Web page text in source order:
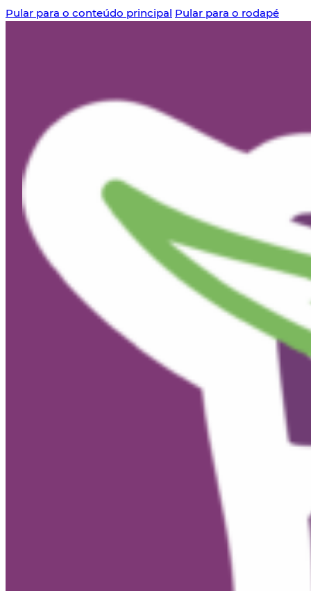
Pular para o conteúdo principal Pular para o rodapé